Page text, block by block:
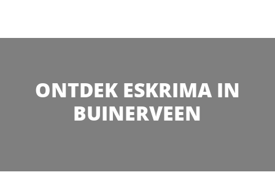
ONTDEK ESKRIMA IN
BUINERVEEN